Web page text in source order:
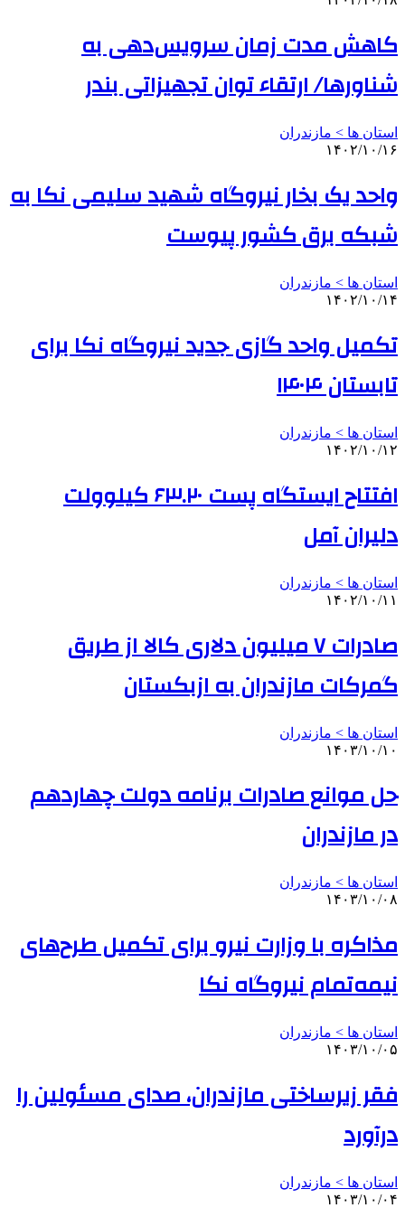
کاهش مدت زمان سرویس‌دهی به
شناورها/ ارتقاء توان تجهیزاتی بندر
استان ها > مازندران
۱۴۰۲/۱۰/۱۶
واحد یک بخار نیروگاه شهید سلیمی نکا به
شبکه برق کشور پیوست
استان ها > مازندران
۱۴۰۲/۱۰/۱۴
تکمیل واحد گازی جدید نیروگاه نکا برای
تابستان ۱۴۰۴
استان ها > مازندران
۱۴۰۲/۱۰/۱۲
افتتاح ایستگاه پست ۶۳.۲۰ کیلوولت
دلیران آمل
استان ها > مازندران
۱۴۰۲/۱۰/۱۱
صادرات ۷ میلیون دلاری کالا از طریق
گمرکات مازندران به ازبکستان
استان ها > مازندران
۱۴۰۳/۱۰/۱۰
حل موانع صادرات برنامه دولت چهاردهم
در مازندران
استان ها > مازندران
۱۴۰۳/۱۰/۰۸
مذاکره با وزارت نیرو برای تکمیل طرح‌های
نیمه‌تمام نیروگاه نکا
استان ها > مازندران
۱۴۰۳/۱۰/۰۵
فقر زیرساختی مازندران، صدای مسئولین را
درآورد
استان ها > مازندران
۱۴۰۳/۱۰/۰۴